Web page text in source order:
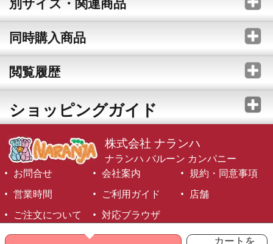
カートを
同時購入商品
閲覧履歴
ショッピングガイド
株式会社 ナランハ
ナランハ バルーン カンパニー
お問合せ
会社案内
規約・同意事項
営業時間
ご利用ガイド
店舗
ご注文について
対応ブラウザ
©1999-2026 NARANJA Inc. All Rights Reserved.